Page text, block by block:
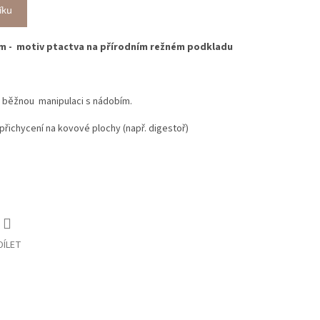
- motiv ptactva na přírodním režném podkladu
manipulaci s nádobím.
na kovové plochy (např. digestoř)